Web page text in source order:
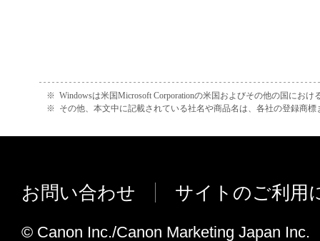
２．所有権
３．保証
「許諾ソフトウエア」が、CD-ROM等の記
※ Windowsは米国Microsoft Corporationの米国およびその他の国におけ
※ その他、本文中に記載されている社名や商品名は、各社の登録商標
お問い合わせ サイトのご利用
© Canon Inc./Canon Marketing Japan Inc.